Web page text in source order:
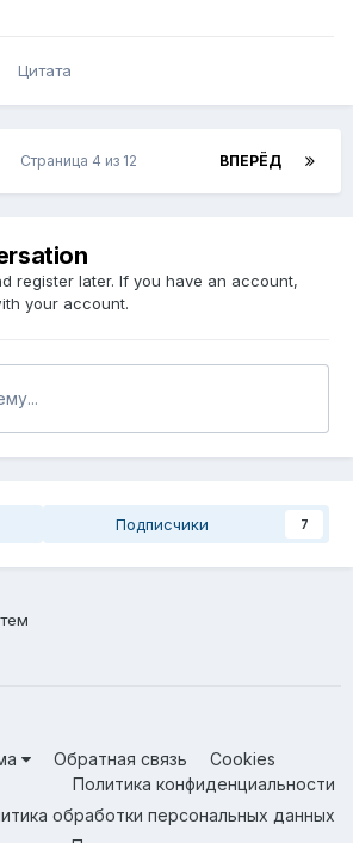
Цитата
ВПЕРЁД
Страница 4 из 12
register later. If you have an account,
your account.
Подписчики 7
Обратная связь
Cookies
Политика конфиденциальности
обработки персональных данных